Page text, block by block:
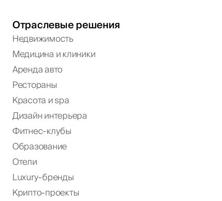
Отраслевые решения
Недвижимость
Медицина и клиники
Аренда авто
Рестораны
Красота и spa
Дизайн интерьера
Фитнес-клубы
Образование
Отели
Luxury-бренды
Крипто-проекты